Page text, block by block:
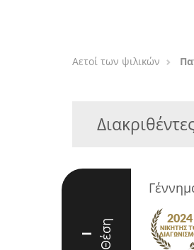
Αετοί των ψιλικών
I Θέση